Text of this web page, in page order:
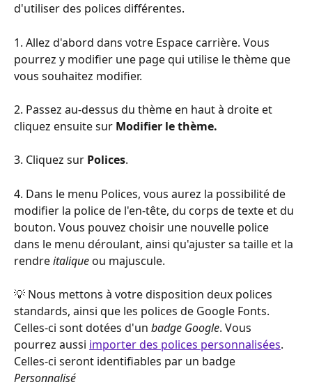
d'utiliser des polices différentes.
1. Allez d'abord dans votre Espace carrière. Vous
pourrez y modifier une page qui utilise le thème que
vous souhaitez modifier.
2. Passez au-dessus du thème en haut à droite et
cliquez ensuite sur Modifier le thème.
3. Cliquez sur Polices.
4. Dans le menu Polices, vous aurez la possibilité de
modifier la police de l'en-tête, du corps de texte et du
bouton. Vous pouvez choisir une nouvelle police
dans le menu déroulant, ainsi qu'ajuster sa taille et la
rendre italique ou majuscule.
💡 Nous mettons à votre disposition deux polices
standards, ainsi que les polices de Google Fonts.
Celles-ci sont dotées d'un badge Google. Vous
pourrez aussi importer des polices personnalisées.
Celles-ci seront identifiables par un badge
Personnalisé